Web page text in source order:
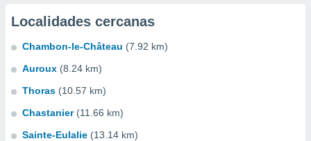
Localidades cercanas
Chambon-le-Château (7.92 km)
Auroux (8.24 km)
Thoras (10.57 km)
Chastanier (11.66 km)
Sainte-Eulalie (13.14 km)